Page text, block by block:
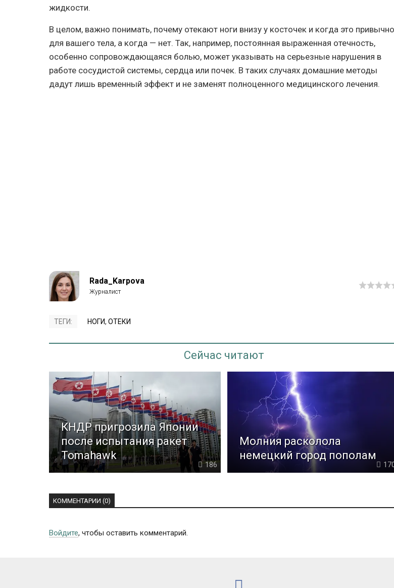
жидкости.
В целом, важно понимать, почему отекают ноги внизу у косточек и когда это привычно
для вашего тела, а когда — нет. Так, например, постоянная выраженная отечность,
особенно сопровождающаяся болью, может указывать на серьезные нарушения в
работе сосудистой системы, сердца или почек. В таких случаях домашние методы
дадут лишь временный эффект и не заменят полноценного медицинского лечения.
Rada_Karpova
ТЕГИ: НОГИ, ОТЕКИ
Сейчас читают
КНДР пригрозила Японии
после испытания ракет
Tomahawk
186
Молния расколола
немецкий город пополам
КОММЕНТАРИИ (0)
Войдите, чтобы оставить комментарий.